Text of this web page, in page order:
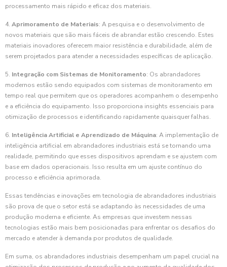
processamento mais rápido e eficaz dos materiais.
4. Aprimoramento de Materiais: A pesquisa e o desenvolvimento de
novos materiais que são mais fáceis de abrandar estão crescendo. Estes
materiais inovadores oferecem maior resistência e durabilidade, além de
serem projetados para atender a necessidades específicas de aplicação.
5. Integração com Sistemas de Monitoramento: Os abrandadores
modernos estão sendo equipados com sistemas de monitoramento em
tempo real que permitem que os operadores acompanhem o desempenho
e a eficiência do equipamento. Isso proporciona insights essenciais para
otimização de processos e identificando rapidamente quaisquer falhas.
6. Inteligência Artificial e Aprendizado de Máquina: A implementação de
inteligência artificial em abrandadores industriais está se tornando uma
realidade, permitindo que esses dispositivos aprendam e se ajustem com
base em dados operacionais. Isso resulta em um ajuste contínuo do
processo e eficiência aprimorada.
Essas tendências e inovações em tecnologia de abrandadores industriais
são prova de que o setor está se adaptando às necessidades de uma
produção moderna e eficiente. As empresas que investem nessas
tecnologias estão mais bem posicionadas para enfrentar os desafios do
mercado e atender à demanda por produtos de qualidade.
Em suma, os abrandadores industriais desempenham um papel crucial na